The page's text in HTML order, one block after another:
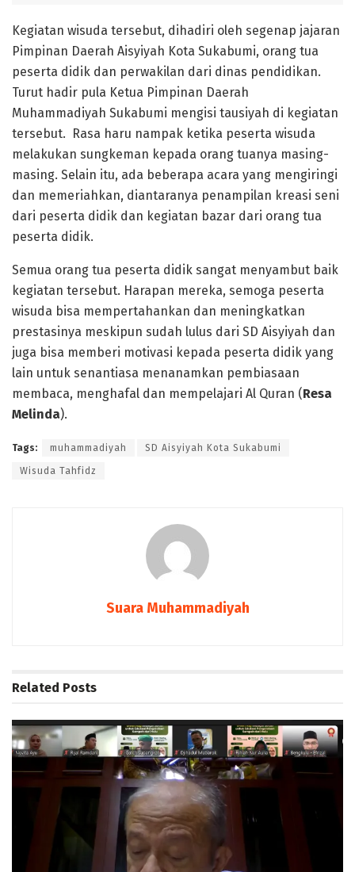
Kegiatan wisuda tersebut, dihadiri oleh segenap jajaran
Pimpinan Daerah Aisyiyah Kota Sukabumi, orang tua
peserta didik dan perwakilan dari dinas pendidikan.
Turut hadir pula Ketua Pimpinan Daerah
Muhammadiyah Sukabumi mengisi tausiyah di kegiatan
tersebut. Rasa haru nampak ketika peserta wisuda
melakukan sungkeman kepada orang tuanya masing-
masing. Selain itu, ada beberapa acara yang mengiringi
dan memeriahkan, diantaranya penampilan kreasi seni
dari peserta didik dan kegiatan bazar dari orang tua
peserta didik.
Semua orang tua peserta didik sangat menyambut baik
kegiatan tersebut. Harapan mereka, semoga peserta
wisuda bisa mempertahankan dan meningkatkan
prestasinya meskipun sudah lulus dari SD Aisyiyah dan
juga bisa memberi motivasi kepada peserta didik yang
lain untuk senantiasa menanamkan pembiasaan
membaca, menghafal dan mempelajari Al Quran (Resa
Melinda).
Tags: muhammadiyah SD Aisyiyah Kota Sukabumi
Wisuda Tahfidz
Suara Muhammadiyah
Related Posts